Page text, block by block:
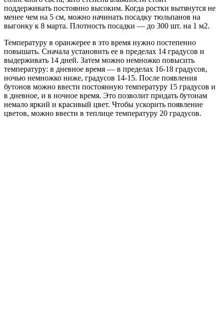
поддерживать постоянно высоким. Когда ростки вытянутся не
менее чем на 5 см, можно начинать посадку тюльпанов на
выгонку к 8 марта. Плотность посадки — до 300 шт. на 1 м2.
Температуру в оранжерее в это время нужно постепенно
повышать. Сначала установить ее в пределах 14 градусов и
выдерживать 14 дней. Затем можно немножко повысить
температуру: в дневное время — в пределах 16-18 градусов,
ночью немножко ниже, градусов 14-15. После появления
бутонов можно ввести постоянную температуру 15 градусов и
в дневное, и в ночное время. Это позволит придать бутонам
немало яркий и красивый цвет. Чтобы ускорить появление
цветов, можно ввести в теплице температуру 20 градусов.